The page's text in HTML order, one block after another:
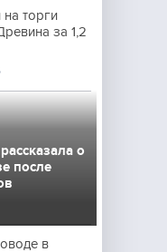
торги
за 1,2
о
после
в